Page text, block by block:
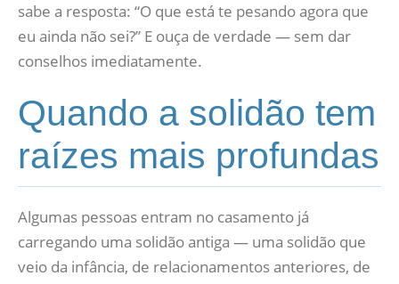
sabe a resposta: “O que está te pesando agora que
eu ainda não sei?” E ouça de verdade — sem dar
conselhos imediatamente.
Quando a solidão tem
raízes mais profundas
Algumas pessoas entram no casamento já
carregando uma solidão antiga — uma solidão que
veio da infância, de relacionamentos anteriores, de